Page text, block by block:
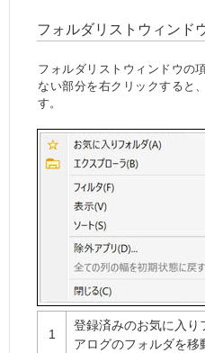
フォルダリストウィンド
フォルダリストウィンドウの
ない部分を右クリックすると
す。
1
登録済みのお気に入り
アログのフォルダを移